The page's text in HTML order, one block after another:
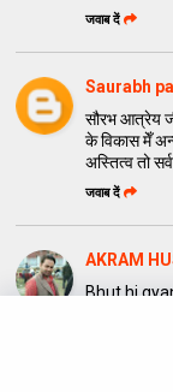
जवाब दें
Saurabh
सौरभ आत्रेय
के विकास मेँ
अस्तित्व तो
जवाब दें
AKRAM
Bhut hi